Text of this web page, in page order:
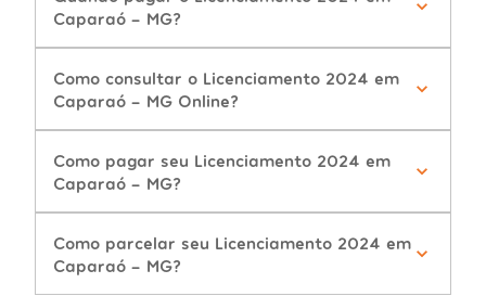
Caparaó - MG?
Como consultar o Licenciamento 2024 em
Caparaó - MG Online?
Como pagar seu Licenciamento 2024 em
Caparaó - MG?
Como parcelar seu Licenciamento 2024 em
Caparaó - MG?